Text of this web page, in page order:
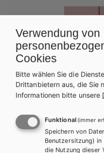
Verwendung von
Cookies
Bitte wählen Sie die
Drittanbietern aus, die Sie
Informationen bitte unsere
Funktional (immer
Speichern von
Benutzersitzung)
die Nutzung dieser